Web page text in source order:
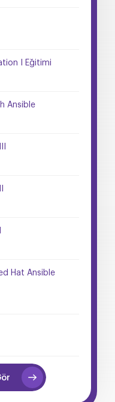
I Eğitimi
Ansible
Hat Ansible